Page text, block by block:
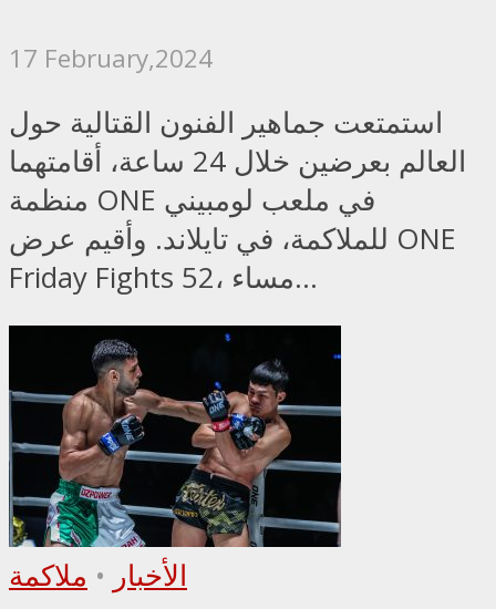
17 February,2024
استمتعت جماهير الفنون القتالية حول
العالم بعرضين خلال 24 ساعة، أقامتهما
منظمة ONE في ملعب لومبيني
للملاكمة، في تايلاند. وأقيم عرض ONE
Friday Fights 52، مساء...
الأخبار • ملاكمة